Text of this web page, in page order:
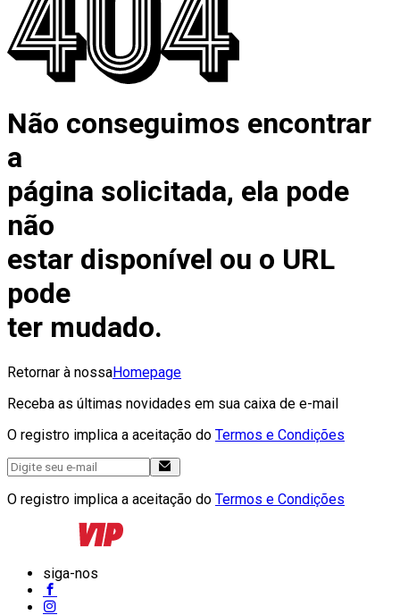
Não conseguimos encontrar
a
página solicitada, ela pode
não
estar disponível ou o URL
pode
ter mudado.
Retornar à nossaHomepage
Receba as últimas novidades em sua caixa de e-mail
O registro implica a aceitação do Termos e Condições
O registro implica a aceitação do Termos e Condições
siga-nos